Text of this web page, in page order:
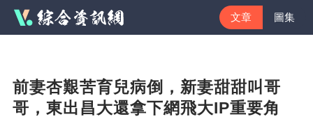
文章 圖集
前妻杏艱苦育兒病倒，新妻甜甜叫哥
哥，東出昌大還拿下網飛大IP重要角